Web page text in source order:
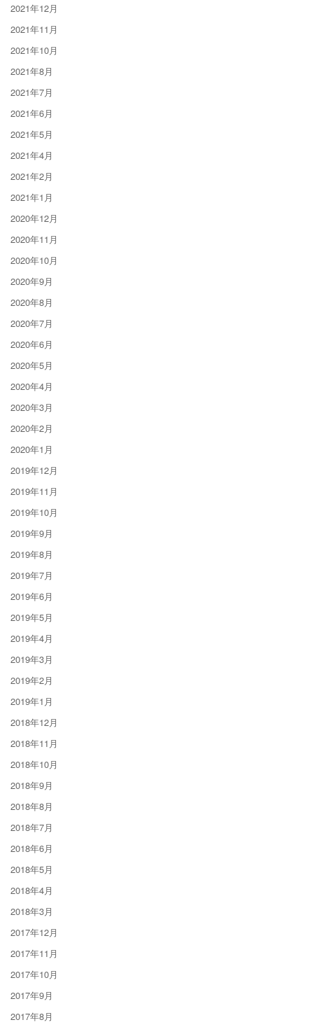
2021年12月
2021年11月
2021年10月
2021年8月
2021年7月
2021年6月
2021年5月
2021年4月
2021年2月
2021年1月
2020年12月
2020年11月
2020年10月
2020年9月
2020年8月
2020年7月
2020年6月
2020年5月
2020年4月
2020年3月
2020年2月
2020年1月
2019年12月
2019年11月
2019年10月
2019年9月
2019年8月
2019年7月
2019年6月
2019年5月
2019年4月
2019年3月
2019年2月
2019年1月
2018年12月
2018年11月
2018年10月
2018年9月
2018年8月
2018年7月
2018年6月
2018年5月
2018年4月
2018年3月
2017年12月
2017年11月
2017年10月
2017年9月
2017年8月